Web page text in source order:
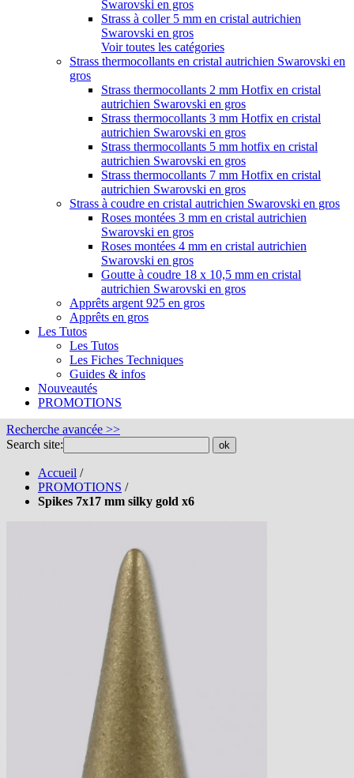
Swarovski en gros
Strass à coller 5 mm en cristal autrichien
Swarovski en gros
Voir toutes les catégories
Strass thermocollants en cristal autrichien Swarovski en
gros
Strass thermocollants 2 mm Hotfix en cristal
autrichien Swarovski en gros
Strass thermocollants 3 mm Hotfix en cristal
autrichien Swarovski en gros
Strass thermocollants 5 mm hotfix en cristal
autrichien Swarovski en gros
Strass thermocollants 7 mm Hotfix en cristal
autrichien Swarovski en gros
Strass à coudre en cristal autrichien Swarovski en gros
Roses montées 3 mm en cristal autrichien
Swarovski en gros
Roses montées 4 mm en cristal autrichien
Swarovski en gros
Goutte à coudre 18 x 10,5 mm en cristal
autrichien Swarovski en gros
Apprêts argent 925 en gros
Apprêts en gros
Les Tutos
Les Tutos
Les Fiches Techniques
Guides & infos
Nouveautés
PROMOTIONS
Recherche avancée >>
Search site:
ok
Accueil /
PROMOTIONS /
Spikes 7x17 mm silky gold x6